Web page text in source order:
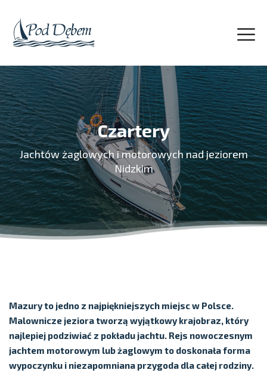
Czartery
Jachtów żaglowych i motorowych nad jeziorem
Nidzkim
Mazury to jedno z najpiękniejszych miejsc w Polsce.
Malownicze jeziora tworzą wyjątkowy krajobraz, który
najlepiej podziwiać z pokładu jachtu. Rejs nowoczesnym
jachtem motorowym lub żaglowym to doskonała forma
wypoczynku i niezapomniana przygoda dla całej rodziny.